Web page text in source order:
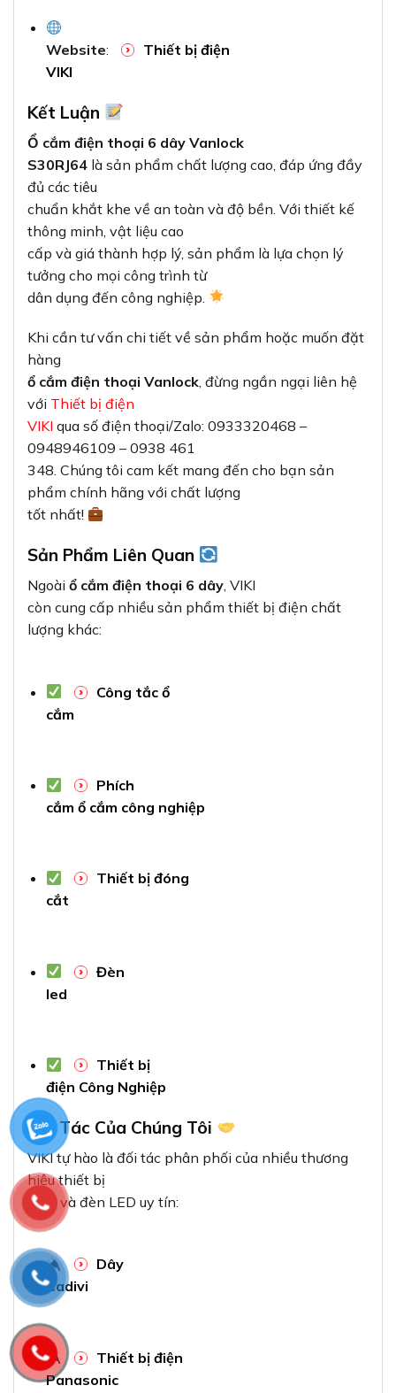
Website:
Thiết bị điện
VIKI
Kết Luận
Ổ cắm điện thoại 6 dây Vanlock
S30RJ64 là sản phẩm chất lượng cao, đáp ứng đầy
đủ các tiêu
chuẩn khắt khe về an toàn và độ bền. Với thiết kế
thông minh, vật liệu cao
cấp và giá thành hợp lý, sản phẩm là lựa chọn lý
tưởng cho mọi công trình từ
dân dụng đến công nghiệp.
Khi cần tư vấn chi tiết về sản phẩm hoặc muốn đặt
hàng
ổ cắm điện thoại Vanlock, đừng ngần ngại liên hệ
với Thiết bị điện
VIKI qua số điện thoại/Zalo: 0933320468 –
0948946109 – 0938 461
348. Chúng tôi cam kết mang đến cho bạn sản
phẩm chính hãng với chất lượng
tốt nhất!
Sản Phẩm Liên Quan
Ngoài ổ cắm điện thoại 6 dây , VIKI
còn cung cấp nhiều sản phẩm thiết bị điện chất
lượng khác:
Công tắc ổ
cắm
Phích
cắm ổ cắm công nghiệp
Thiết bị đóng
cắt
Đèn
led
Thiết bị
điện Công Nghiệp
Đối Tác Của Chúng Tôi
VIKI tự hào là đối tác phân phối của nhiều thương
hiệu thiết bị
điện và đèn LED uy tín:
Dây
Cadivi
Thiết bị điện
Panasonic